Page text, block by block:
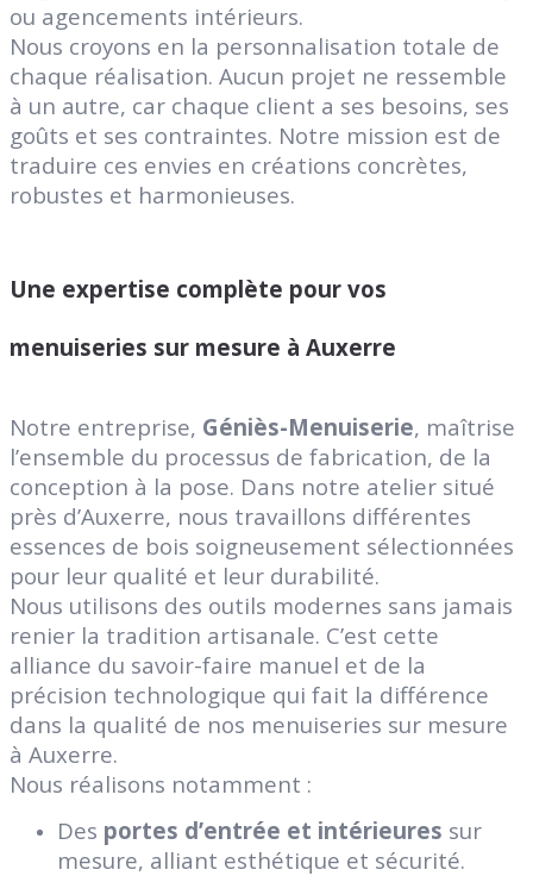
ou agencements intérieurs.
Nous croyons en la personnalisation totale de
chaque réalisation. Aucun projet ne ressemble
à un autre, car chaque client a ses besoins, ses
goûts et ses contraintes. Notre mission est de
traduire ces envies en créations concrètes,
robustes et harmonieuses.
Une expertise complète pour vos
menuiseries sur mesure à Auxerre
Notre entreprise, Géniès-Menuiserie, maîtrise
l’ensemble du processus de fabrication, de la
conception à la pose. Dans notre atelier situé
près d’Auxerre, nous travaillons différentes
essences de bois soigneusement sélectionnées
pour leur qualité et leur durabilité.
Nous utilisons des outils modernes sans jamais
renier la tradition artisanale. C’est cette
alliance du savoir-faire manuel et de la
précision technologique qui fait la différence
dans la qualité de nos menuiseries sur mesure
à Auxerre.
Nous réalisons notamment :
Des portes d’entrée et intérieures sur
mesure, alliant esthétique et sécurité.